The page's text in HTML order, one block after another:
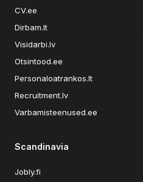
CV.ee
Dirbam.lt
Visidarbi.lv
Otsintood.ee
Personaloatrankos.lt
Recruitment.lv
Varbamisteenused.ee
Scandinavia
Jobly.fi